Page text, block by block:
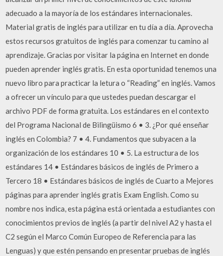
adecuado a la mayoría de los estándares internacionales.
Material gratis de inglés para utilizar en tu día a día. Aprovecha
estos recursos gratuitos de inglés para comenzar tu camino al
aprendizaje. Gracias por visitar la página en Internet en donde
pueden aprender inglés gratis. En esta oportunidad tenemos una
nuevo libro para practicar la letura o “Reading” en inglés. Vamos
a ofrecer un vínculo para que ustedes puedan descargar el
archivo PDF de forma gratuita. Los estándares en el contexto
del Programa Nacional de Bilingüismo 6 • 3. ¿Por qué enseñar
inglés en Colombia? 7 • 4. Fundamentos que subyacen a la
organización de los estándares 10 • 5. La estructura de los
estándares 14 • Estándares básicos de inglés de Primero a
Tercero 18 • Estándares básicos de inglés de Cuarto a Mejores
páginas para aprender inglés gratis Exam English. Como su
nombre nos indica, esta página está orientada a estudiantes con
conocimientos previos de inglés (a partir del nivel A2 y hasta el
C2 según el Marco Común Europeo de Referencia para las
Lenguas) y que estén pensando en presentar pruebas de inglés